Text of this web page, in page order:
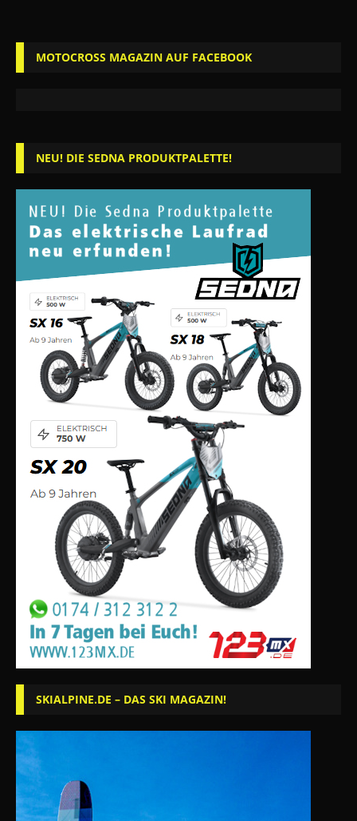
MOTOCROSS MAGAZIN AUF FACEBOOK
NEU! DIE SEDNA PRODUKTPALETTE!
SKIALPINE.DE – DAS SKI MAGAZIN!